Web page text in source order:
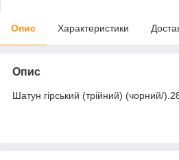
Опис Характеристики
Опис
Шатун гірський (трійний) (чорний/